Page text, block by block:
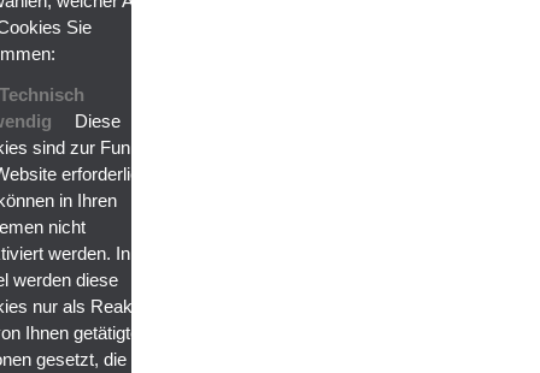
Sie
Diese
sind zur Funktion
erforderlich
in Ihren
nicht
werden. In der
werden diese
nur als Reaktion
Ihnen getätigte
gesetzt, die einer